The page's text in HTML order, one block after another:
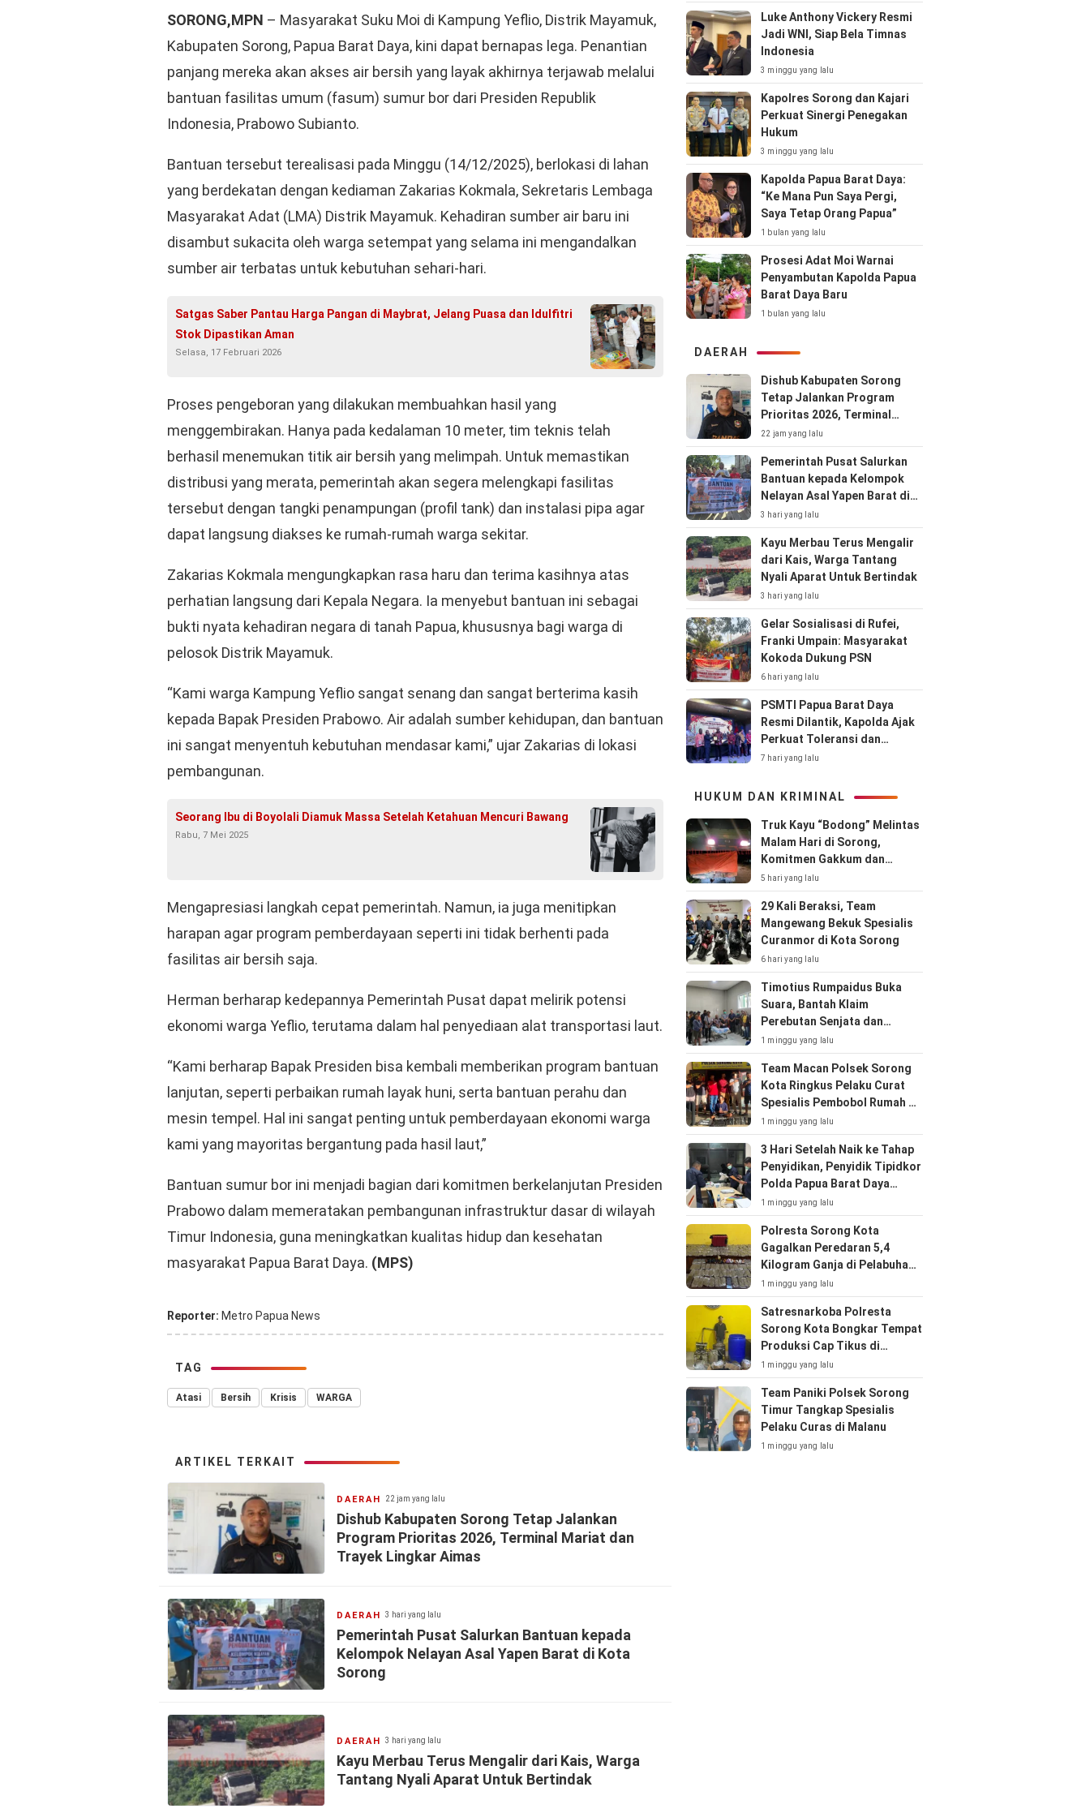
SORONG,MPN – Masyarakat Suku Moi di Kampung Yeflio, Distrik Mayamuk,
Kabupaten Sorong, Papua Barat Daya, kini dapat bernapas lega. Penantian
panjang mereka akan akses air bersih yang layak akhirnya terjawab melalui
bantuan fasilitas umum (fasum) sumur bor dari Presiden Republik
Indonesia, Prabowo Subianto.
Bantuan tersebut terealisasi pada Minggu (14/12/2025), berlokasi di lahan
yang berdekatan dengan kediaman Zakarias Kokmala, Sekretaris Lembaga
Masyarakat Adat (LMA) Distrik Mayamuk. Kehadiran sumber air baru ini
disambut sukacita oleh warga setempat yang selama ini mengandalkan
sumber air terbatas untuk kebutuhan sehari-hari.
Satgas Saber Pantau Harga Pangan di Maybrat, Jelang Puasa dan Idulfitri
Stok Dipastikan Aman
Selasa, 17 Februari 2026
Proses pengeboran yang dilakukan membuahkan hasil yang
menggembirakan. Hanya pada kedalaman 10 meter, tim teknis telah
berhasil menemukan titik air bersih yang melimpah. Untuk memastikan
distribusi yang merata, pemerintah akan segera melengkapi fasilitas
tersebut dengan tangki penampungan (profil tank) dan instalasi pipa agar
dapat langsung diakses ke rumah-rumah warga sekitar.
Zakarias Kokmala mengungkapkan rasa haru dan terima kasihnya atas
perhatian langsung dari Kepala Negara. Ia menyebut bantuan ini sebagai
bukti nyata kehadiran negara di tanah Papua, khususnya bagi warga di
pelosok Distrik Mayamuk.
“Kami warga Kampung Yeflio sangat senang dan sangat berterima kasih
kepada Bapak Presiden Prabowo. Air adalah sumber kehidupan, dan bantuan
ini sangat menyentuh kebutuhan mendasar kami,” ujar Zakarias di lokasi
pembangunan.
Seorang Ibu di Boyolali Diamuk Massa Setelah Ketahuan Mencuri Bawang
Rabu, 7 Mei 2025
Mengapresiasi langkah cepat pemerintah. Namun, ia juga menitipkan
harapan agar program pemberdayaan seperti ini tidak berhenti pada
fasilitas air bersih saja.
Herman berharap kedepannya Pemerintah Pusat dapat melirik potensi
ekonomi warga Yeflio, terutama dalam hal penyediaan alat transportasi laut.
“Kami berharap Bapak Presiden bisa kembali memberikan program bantuan
lanjutan, seperti perbaikan rumah layak huni, serta bantuan perahu dan
mesin tempel. Hal ini sangat penting untuk pemberdayaan ekonomi warga
kami yang mayoritas bergantung pada hasil laut,”
Bantuan sumur bor ini menjadi bagian dari komitmen berkelanjutan Presiden
Prabowo dalam memeratakan pembangunan infrastruktur dasar di wilayah
Timur Indonesia, guna meningkatkan kualitas hidup dan kesehatan
masyarakat Papua Barat Daya. (MPS)
Reporter: Metro Papua News
TAG
Atasi Bersih Krisis WARGA
ARTIKEL TERKAIT
DAERAH 22 jam yang lalu
Dishub Kabupaten Sorong Tetap Jalankan
Program Prioritas 2026, Terminal Mariat dan
Trayek Lingkar Aimas
DAERAH 3 hari yang lalu
Pemerintah Pusat Salurkan Bantuan kepada
Kelompok Nelayan Asal Yapen Barat di Kota
Sorong
DAERAH 3 hari yang lalu
Kayu Merbau Terus Mengalir dari Kais, Warga
Tantang Nyali Aparat Untuk Bertindak
Luke Anthony Vickery Resmi
Jadi WNI, Siap Bela Timnas
Indonesia
3 minggu yang lalu
Kapolres Sorong dan Kajari
Perkuat Sinergi Penegakan
Hukum
3 minggu yang lalu
Kapolda Papua Barat Daya:
“Ke Mana Pun Saya Pergi,
Saya Tetap Orang Papua”
1 bulan yang lalu
Prosesi Adat Moi Warnai
Penyambutan Kapolda Papua
Barat Daya Baru
1 bulan yang lalu
DAERAH
Dishub Kabupaten Sorong
Tetap Jalankan Program
Prioritas 2026, Terminal
Mariat dan Trayek Lingkar
Aimas
22 jam yang lalu
Pemerintah Pusat Salurkan
Bantuan kepada Kelompok
Nelayan Asal Yapen Barat di
Kota Sorong
3 hari yang lalu
Kayu Merbau Terus Mengalir
dari Kais, Warga Tantang
Nyali Aparat Untuk Bertindak
3 hari yang lalu
Gelar Sosialisasi di Rufei,
Franki Umpain: Masyarakat
Kokoda Dukung PSN
6 hari yang lalu
PSMTI Papua Barat Daya
Resmi Dilantik, Kapolda Ajak
Perkuat Toleransi dan
Kolaborasi
7 hari yang lalu
HUKUM DAN KRIMINAL
Truk Kayu “Bodong” Melintas
Malam Hari di Sorong,
Komitmen Gakkum dan
Kepolisian Dipertanyakan
5 hari yang lalu
29 Kali Beraksi, Team
Mangewang Bekuk Spesialis
Curanmor di Kota Sorong
6 hari yang lalu
Timotius Rumpaidus Buka
Suara, Bantah Klaim
Perebutan Senjata dan
Singgung Hubungan Kodaeral
XIV–CV Prima Papua
1 minggu yang lalu
Team Macan Polsek Sorong
Kota Ringkus Pelaku Curat
Spesialis Pembobol Rumah di
Klaligi
1 minggu yang lalu
3 Hari Setelah Naik ke Tahap
Penyidikan, Penyidik Tipidkor
Polda Papua Barat Daya
Geledah Sekretariat DPRP
Selama Tujuh Jam
1 minggu yang lalu
Polresta Sorong Kota
Gagalkan Peredaran 5,4
Kilogram Ganja di Pelabuhan
Sorong
1 minggu yang lalu
Satresnarkoba Polresta
Sorong Kota Bongkar Tempat
Produksi Cap Tikus di
Kabupaten Sorong
1 minggu yang lalu
Team Paniki Polsek Sorong
Timur Tangkap Spesialis
Pelaku Curas di Malanu
1 minggu yang lalu